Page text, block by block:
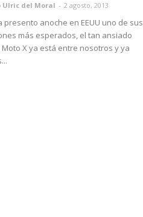
Ulric del Moral - 2 agosto, 2013
presento anoche en EEUU uno de sus
más esperados, el tan ansiado
X ya está entre nosotros y ya